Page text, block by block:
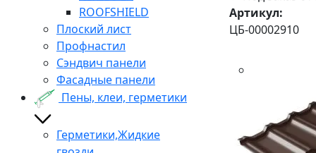
ROOFSHIELD
Плоский лист
Профнастил
Сэндвич панели
Фасадные панели
Пены, клеи, герметики
Герметики,Жидкие
Артикул:
ЦБ-00002910